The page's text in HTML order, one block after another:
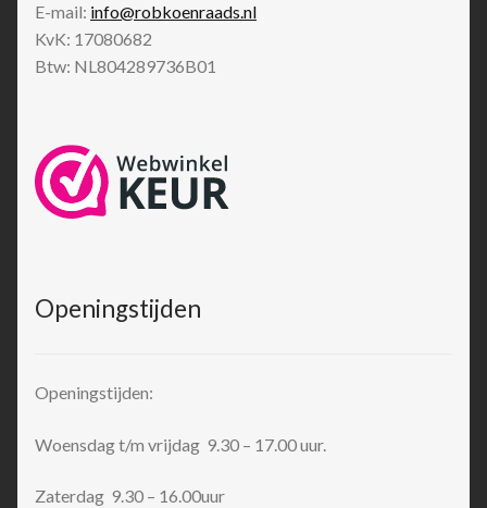
E-mail: info@robkoenraads.nl
KvK: 17080682
Btw: NL804289736B01
Openingstijden
Openingstijden:
Woensdag t/m vrijdag 9.30 – 17.00 uur.
Zaterdag 9.30 – 16.00uur